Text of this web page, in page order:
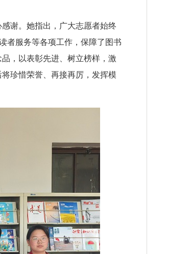
谢。她指出，广大志愿者始终
者服务等各项工作，保障了图书
，以表彰先进、树立榜样，激
珍惜荣誉、再接再厉，发挥模